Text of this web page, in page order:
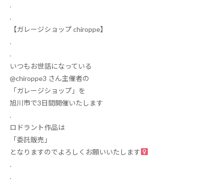
.
.
【ガレージショップchiroppe】
.
.
いつもお世話になっている
@chiroppe3 さん主催者の
「ガレージショップ」を
旭川市で3日間開催いたします
.
ロドラント作品は
「委託販売」
となりますのでよろしくお願いいたします
.
.